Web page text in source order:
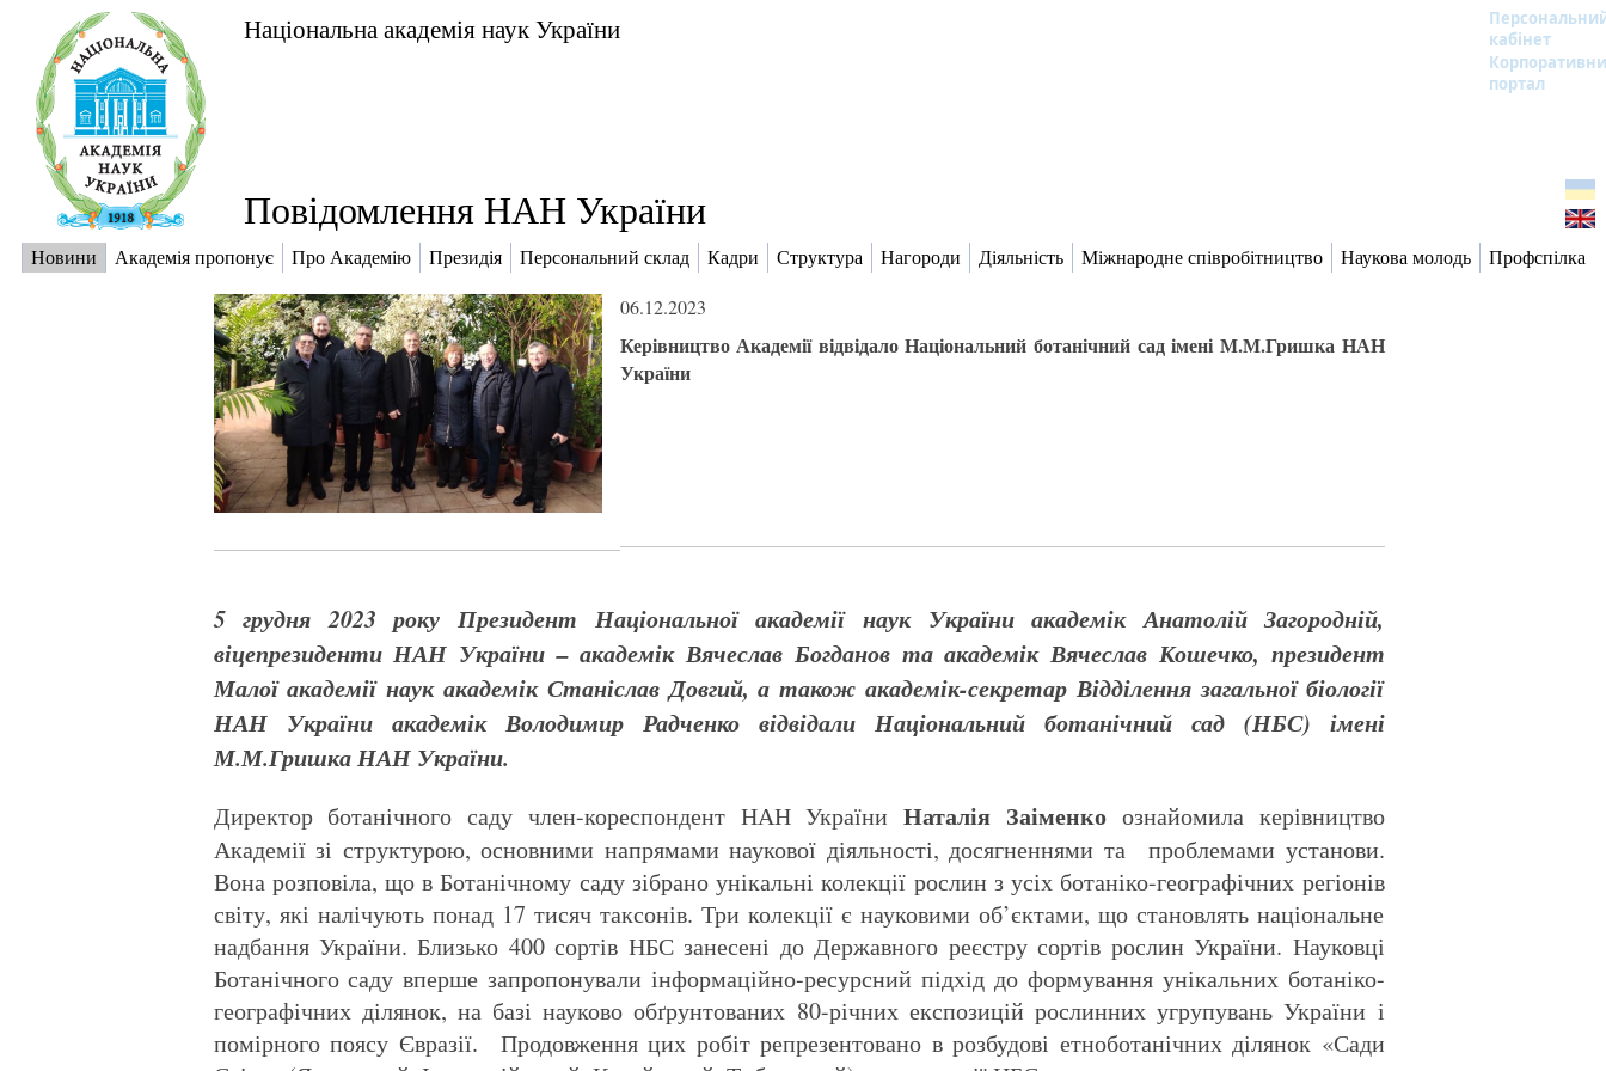
Національна академія наук України
кабінет
портал
Повідомлення НАН України
Новини Академія пропонує Про Академію Президія Персональний склад Кадри Структура Нагороди Діяльність Міжнародне співробітництво Наукова молодь Профспілка
06.12.2023
Керівництво Академії відвідало Національний ботанічний сад імені М.М.Гришка НАН
України
5 грудня 2023 року Президент Національної академії наук України академік Анатолій Загородній,
віцепрезиденти НАН України – академік Вячеслав Богданов та академік Вячеслав Кошечко, президент
Малої академії наук академік Станіслав Довгий, а також академік-секретар Відділення загальної біології
НАН України академік Володимир Радченко відвідали Національний ботанічний сад (НБС) імені
М.М.Гришка НАН України.
Директор ботанічного саду член-кореспондент НАН УкраїниНаталія Заіменкоознайомила керівництво
Академії зі структурою, основними напрямами наукової діяльності, досягненнями та проблемами установи.
Вона розповіла, що в Ботанічному саду зібрано унікальні колекції рослин з усіх ботаніко-географічних регіонів
світу, які налічують понад 17 тисяч таксонів. Три колекції є науковими об’єктами, що становлять національне
надбання України. Близько 400 сортів НБС занесені до Державного реєстру сортів рослин України. Науковці
Ботанічного саду вперше запропонували інформаційно-ресурсний підхід до формування унікальних ботаніко-
географічних ділянок, на базі науково обґрунтованих 80-річних експозицій рослинних угрупувань України і
помірного поясу Євразії. Продовження цих робіт репрезентовано в розбудові етноботанічних ділянок «Сади